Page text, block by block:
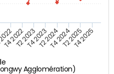
Agglomération)
T4 2022T2 2023T4 2023T2 2024T4 2024T2 2025T4 2025